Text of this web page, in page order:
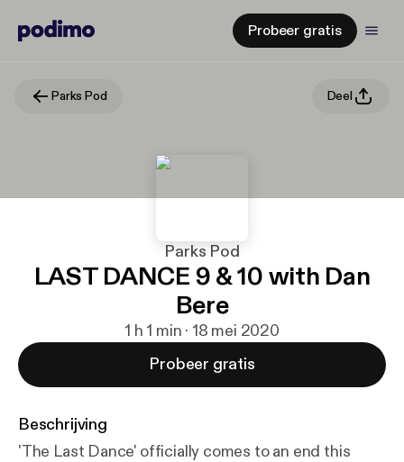
Probeer gratis
Parks Pod Deel
Parks Pod
LAST DANCE 9 & 10 with Dan
Bere
1 h 1 min · 18 mei 2020
Probeer gratis
Beschrijving
'The Last Dance' officially comes to an end this